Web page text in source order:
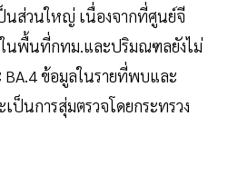
นส่วนใหญ่ เนื่องจากที่ศูนย์จี
นพื้นที่กทม.และปริมณฑลยังไม่
ข้อมูลในรายที่พบและ
เป็นการสุ่มตรวจโดยกระทรวง